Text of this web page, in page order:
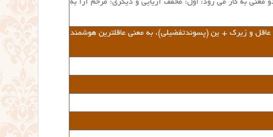
معنی به کار می رود: اول: مخفف آریایی و دیگری: مرخم آرا به
و زیرک + ین (پسوندتفضیلی)، به معنی عاقلترین هوشمند